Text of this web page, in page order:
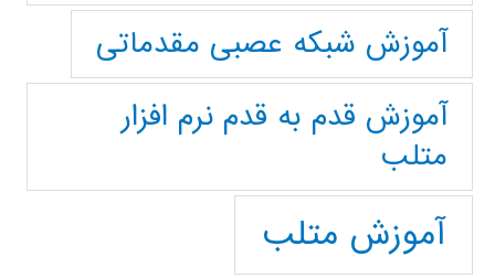
آموزش شبکه عصبی مقدماتی
آموزش قدم به قدم نرم افزار
متلب
آموزش متلب